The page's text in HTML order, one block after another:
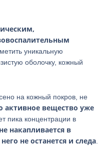
уникальную
оболочку, кожный
на кожный покров, не
активное вещество уже
пика концентрации в
накапливается в
не останется и следа